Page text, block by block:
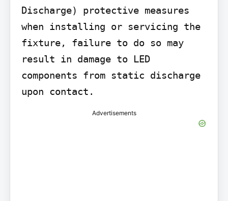
Discharge) protective measures
when installing or servicing the
fixture, failure to do so may
result in damage to LED
components from static discharge
upon contact.
Advertisements